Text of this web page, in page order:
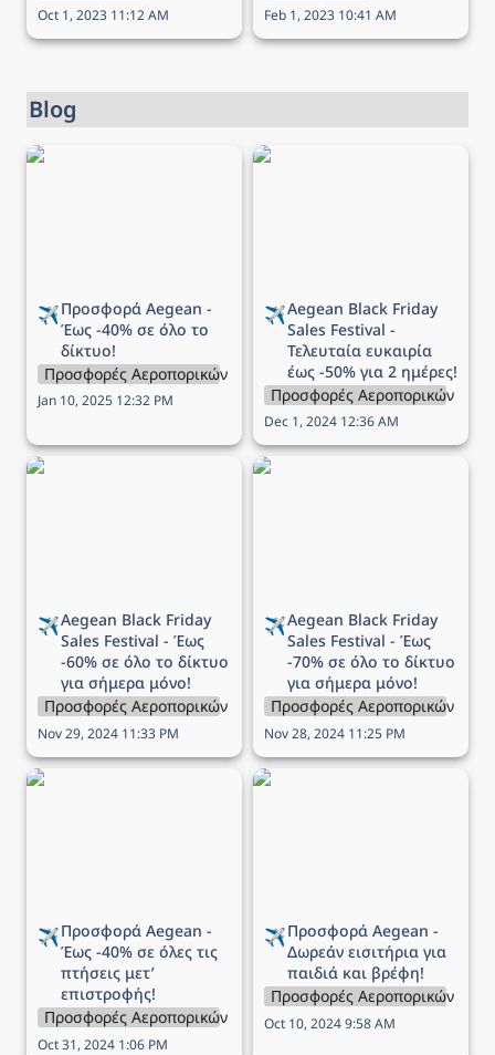
Oct 1, 2023 11:12 AM Feb 1, 2023 10:41 AM
Blog
Προσφορά Aegean - Έως
✈️
Έως -40% σε όλο το
δίκτυο!
Προσφορές Αεροπορικών Εταιρειών
Jan 10, 2025 12:32 PM
Aegean Black Friday Sales
✈️Aegean Black Friday
Sales Festival -
Τελευταία ευκαιρία
έως -50% για 2 ημέρες!
Προσφορές Αεροπορικών
Dec 1, 2024 12:36 AM
Aegean Black Friday Sales
✈️Aegean Black Friday
Sales Festival - Έως
-60% σε όλο το δίκτυο
για σήμερα μόνο!
Προσφορές Αεροπορικών Εταιρειών
Nov 29, 2024 11:33 PM
Aegean Black Friday Sales
✈️Aegean Black Friday
Sales Festival - Έως
-70% σε όλο το δίκτυο
για σήμερα μόνο!
Προσφορές Αεροπορικών
Nov 28, 2024 11:25 PM
Προσφορά Aegean - Έως
✈️
Έως -40% σε όλες τις
πτήσεις μετ’
επιστροφής!
Προσφορές Αεροπορικών Εταιρειών
Oct 31, 2024 1:06 PM
Προσφορά Aegean -
✈️
Δωρεάν εισιτήρια για
παιδιά και βρέφη!
Προσφορές Αεροπορικών
Oct 10, 2024 9:58 AM